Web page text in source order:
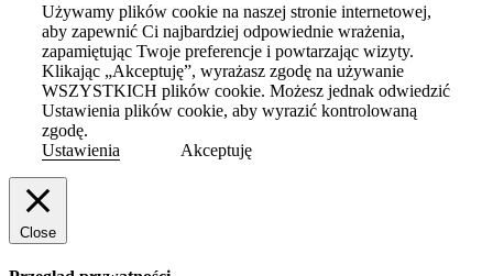
Używamy plików cookie na naszej stronie internetowej,
aby zapewnić Ci najbardziej odpowiednie wrażenia,
zapamiętując Twoje preferencje i powtarzając wizyty.
Klikając „Akceptuję”, wyrażasz zgodę na używanie
WSZYSTKICH plików cookie. Możesz jednak odwiedzić
Ustawienia plików cookie, aby wyrazić kontrolowaną
zgodę.
Ustawienia
Akceptuję
Close